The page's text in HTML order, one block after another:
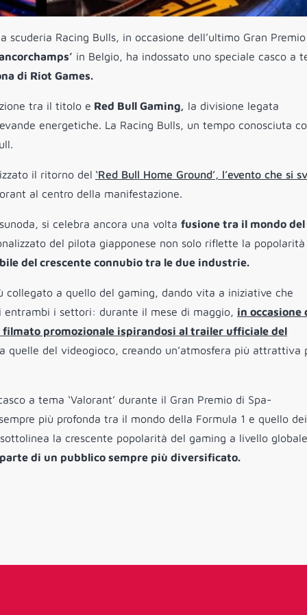
scuderia Racing Bulls, in occasione dell’ultimo Gran
in Belgio, ha indossato uno speciale casco a
di Riot Games.
tra il titolo e Red Bull Gaming, la divisione legata
energetiche. La Racing Bulls, un tempo conosciuta
il ritorno del ‘Red Bull Home Ground’, l’evento che si
al centro della manifestazione.
si celebra ancora una volta fusione tra il mondo del
del pilota giapponese non solo riflette la
del crescente connubio tra le due industrie.
collegato a quello del gaming, dando vita a iniziative che
entrambi i settori: durante il mese di maggio, in occasione
promozionale ispirandosi al trailer ufficiale del
quelle del videogioco, creando un’atmosfera più attrattiva
a tema ‘Valorant’ durante il Gran Premio di Spa-
più profonda tra il mondo della Formula 1 e quello dei
la crescente popolarità del gaming a livello
di un pubblico sempre più diversificato.